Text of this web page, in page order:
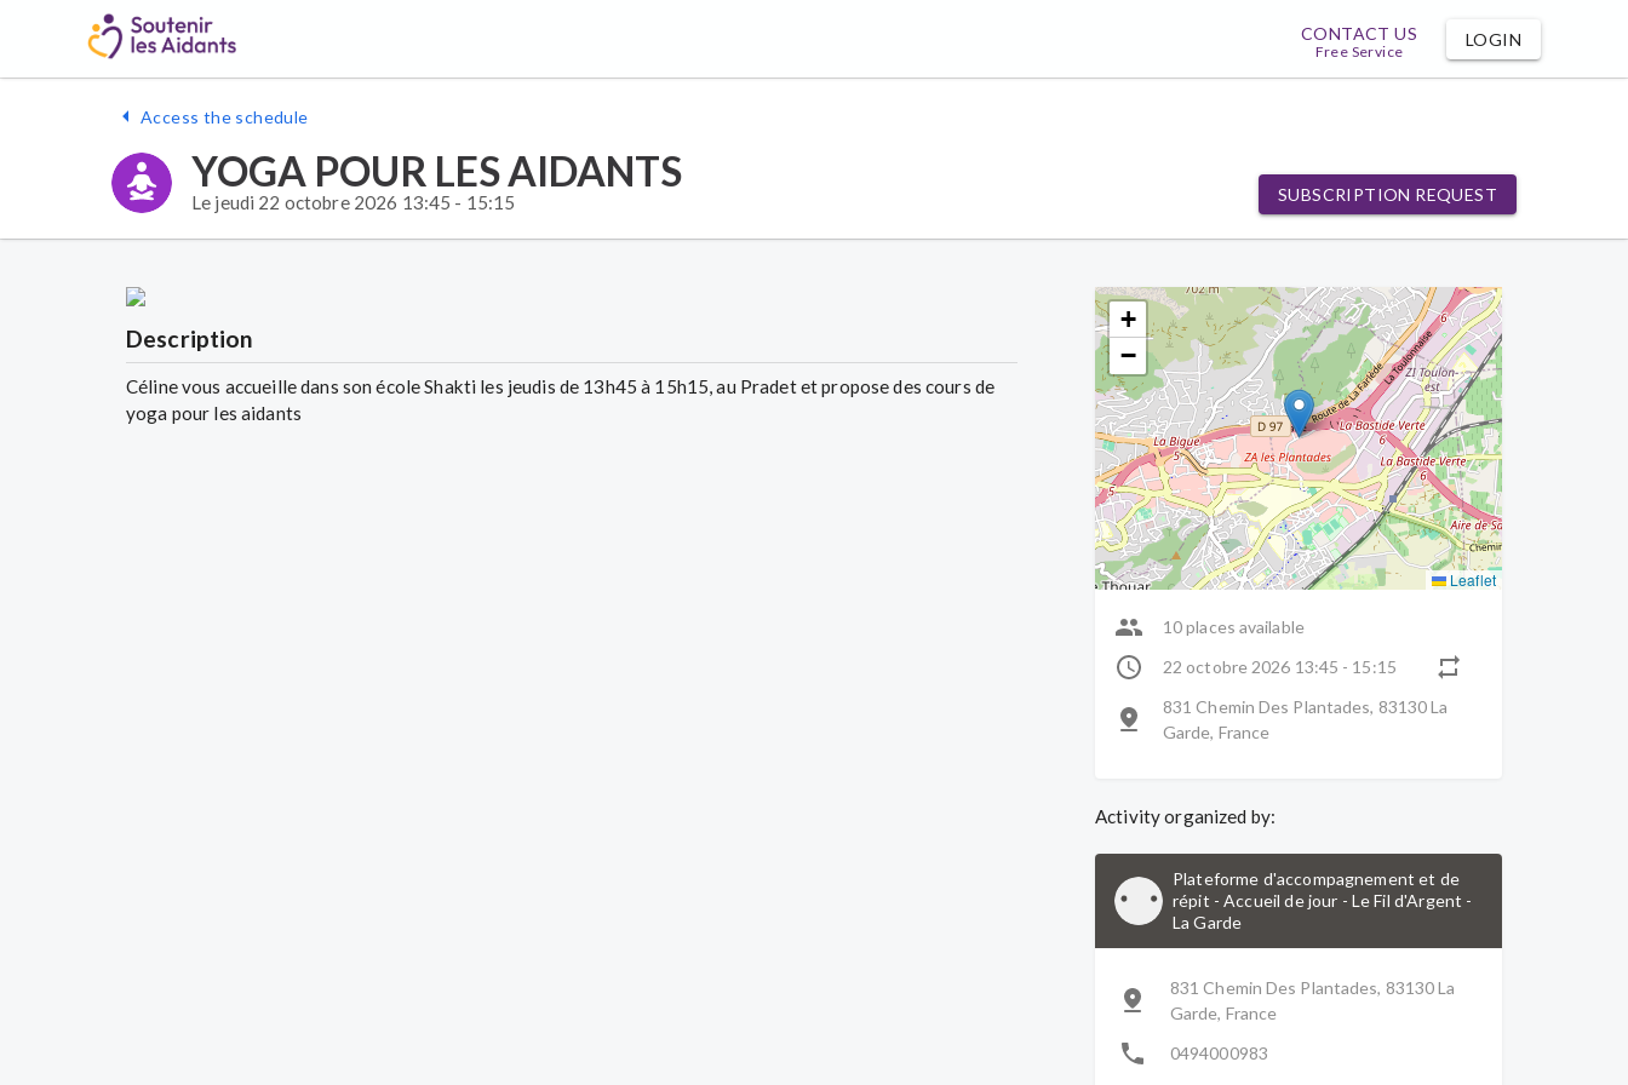
CONTACT US
Free Service
LOGIN
Access the schedule
YOGA POUR LES AIDANTS
Le jeudi 22 octobre 2026 13:45 - 15:15 SUBSCRIPTION REQUEST
Description
Céline vous accueille dans son école Shakti les jeudis de 13h45 à 15h15, au Pradet et propose des cours de
yoga pour les aidants
+
−
Leaflet
10 places available
22 octobre 2026 13:45 - 15:15
831 Chemin Des Plantades, 83130 La
Garde, France
Activity organized by:
Plateforme d'accompagnement et de
répit - Accueil de jour - Le Fil d'Argent -
La Garde
831 Chemin Des Plantades, 83130 La
Garde, France
0494000983